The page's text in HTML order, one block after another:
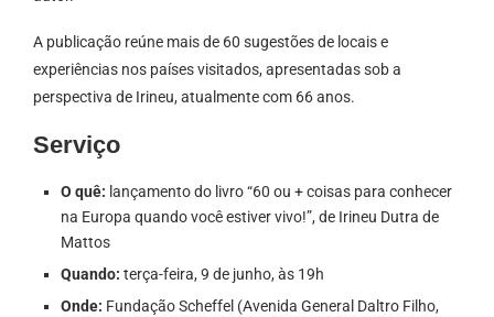
A publicação reúne mais de 60 sugestões de locais e
experiências nos países visitados, apresentadas sob a
perspectiva de Irineu, atualmente com 66 anos.
Serviço
O quê: lançamento do livro “60 ou + coisas para conhecer
na Europa quando você estiver vivo!”, de Irineu Dutra de
Mattos
Quando: terça-feira, 9 de junho, às 19h
Onde: Fundação Scheffel (Avenida General Daltro Filho,